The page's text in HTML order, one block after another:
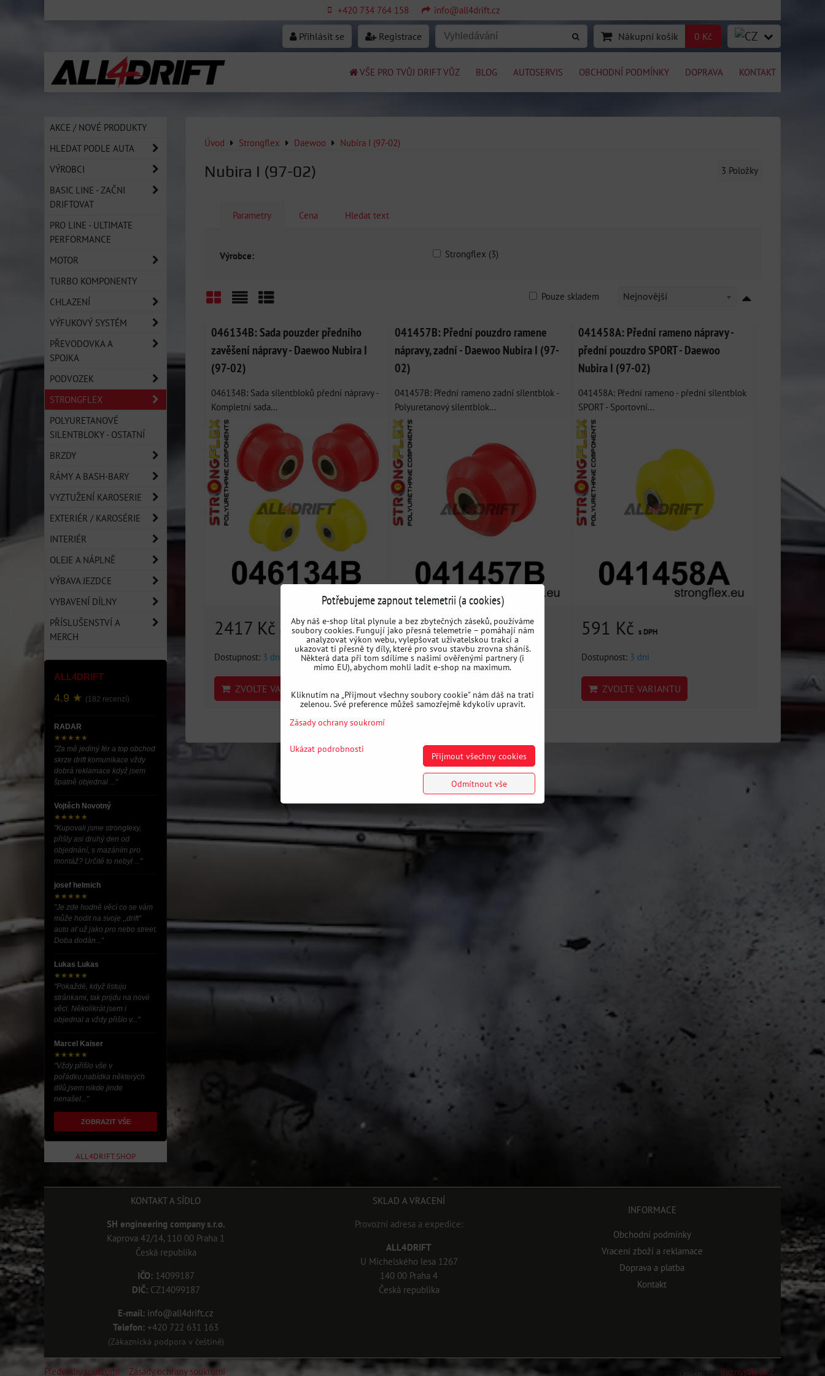
+420 734 764 158 info@all4drift.cz
Přihlásit se Registrace Nákupní košík 0 Kč
VŠE PRO TVŮJ DRIFT VŮZ BLOG AUTOSERVIS OBCHODNÍ PODMÍNKY DOPRAVA KONTAKT
Úvod Strongflex Daewoo Nubira I (97-02)
Nubira I (97-02) 3 Položky
Parametry Cena Hledat text
Výrobce: Strongflex (3)
Nejnovější
Pouze skladem
046134B: Sada pouzder předního
zavěšení nápravy - Daewoo Nubira I
(97-02)
046134B: Sada silentbloků přední nápravy -
Kompletní sada...
2417 Kč s DPH
Dostupnost: 3 dni
ZVOLTE VARIANTU
041457B: Přední pouzdro ramene
nápravy, zadní - Daewoo Nubira I (97-
02)
041457B: Přední rameno zadní silentblok -
Polyuretanový silentblok...
617 Kčs DPH
Dostupnost:3 dni
041458A: Přední rameno nápravy -
přední pouzdro SPORT - Daewoo
Nubira I (97-02)
041458A: Přední rameno - přední silentblok
SPORT - Sportovní...
591 Kčs DPH
Dostupnost: 3 dni
ZVOLTE VARIANTU
AKCE / NOVÉ PRODUKTY
HLEDAT PODLE AUTA
VÝROBCI
BASIC LINE - ZAČNI
DRIFTOVAT
PRO LINE - ULTIMATE
PERFORMANCE
MOTOR
TURBO KOMPONENTY
CHLAZENÍ
VÝFUKOVÝ SYSTÉM
PŘEVODOVKA A
SPOJKA
PODVOZEK
STRONGFLEX
POLYURETANOVÉ
SILENTBLOKY - OSTATNÍ
BRZDY
RÁMY A BASH-BARY
VYZTUŽENÍ KAROSERIE
EXTERIÉR / KAROSÉRIE
INTERIÉR
OLEJE A NÁPLNĚ
VÝBAVA JEZDCE
VYBAVENÍ DÍLNY
PŘÍSLUŠENSTVÍ A
MERCH
ALL4DRIFT
4.9 ★ (182 recenzí)
RADAR
★★★★★
"Za mě jediný fér a top obchod
skrze drift komunikace vždy
dobrá reklamace když jsem
špatně objednal ..."
Vojtěch Novotný
★★★★★
"Kupovali jsme stronglexy,
přišly asi druhý den od
objednání, s mazáním pro
montáž? Určitě to nebyl ..."
josef helmich
★★★★★
"Je zde hodně věcí co se vám
může hodit na svoje ,,drift”
auto ať už jako pro nebo street.
Doba dodán..."
Lukas Lukas
★★★★★
"Pokaždé, když listuju
stránkami, tak prijdu na nové
věci. Několikrát jsem i
objednal a vždy přišlo v..."
Marcel Kaiser
★★★★★
"Vždy přišlo vše v
pořádku,nabídka některých
dílů,jsem nikde jinde
nenašel..."
ZOBRAZIT VŠE
ALL4DRIFT.SHOP
KONTAKT A SÍDLO
SH engineering company s.r.o.
Kaprova 42/14, 110 00 Praha 1
Česká republika
IČO:14099187
DIČ:CZ14099187
E-mail: info@all4drift.cz
Telefon: +420 722 631 163
(Zákaznická podpora v češtině)
SKLAD A VRACENÍ
Provozní adresa a expedice:
ALL4DRIFT
U Michelského lesa 1267
140 00 Praha 4
Česká republika
INFORMACE
Obchodní podmínky
Vracení zboží a reklamace
Doprava a platba
Kontakt
Předvolby soukromí Zásady ochrany soukromí Vytvořeno systémem: ByznysWeb.cz
Potřebujeme zapnout telemetrii (a cookies)
Aby náš e-shop lítal plynule a bez zbytečných záseků, používáme
soubory cookies. Fungují jako přesná telemetrie – pomáhají nám
analyzovat výkon webu, vylepšovat uživatelskou trakci a
ukazovat ti přesně ty díly, které pro svou stavbu zrovna sháníš.
Některá data při tom sdílíme s našimi ověřenými partnery (i
mimo EU), abychom mohli ladit e-shop na maximum.
Kliknutím na „Přijmout všechny soubory cookie" nám dáš na trati
zelenou. Své preference můžeš samozřejmě kdykoliv upravit.
Zásady ochrany soukromí
Ukázat podrobnosti
Přijmout všechny cookies
Odmítnout vše